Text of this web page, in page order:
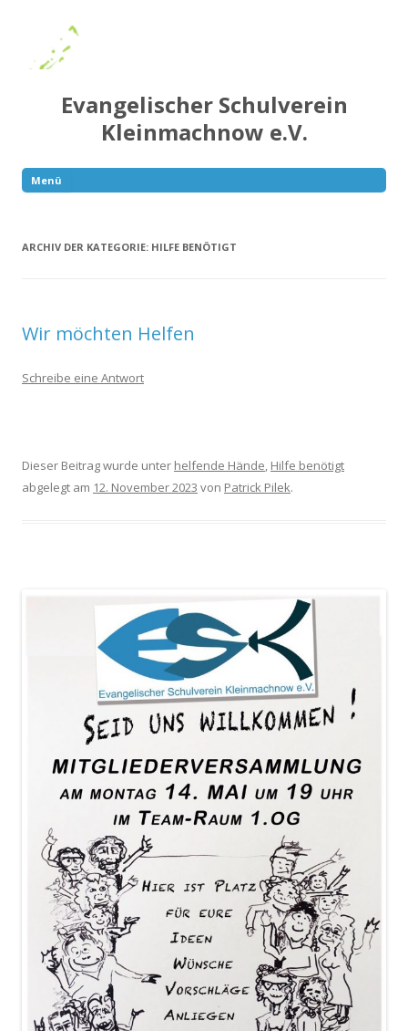
Evangelischer Schulverein
Kleinmachnow e.V.
Menü
ARCHIV DER KATEGORIE: HILFE BENÖTIGT
Wir möchten Helfen
Schreibe eine Antwort
Dieser Beitrag wurde unter helfende Hände, Hilfe benötigt
abgelegt am 12. November 2023 von Patrick Pilek.